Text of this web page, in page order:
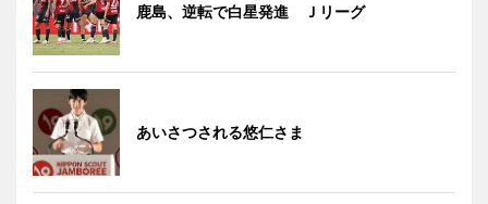
鹿島、逆転で白星発進 Ｊリーグ
あいさつされる悠仁さま